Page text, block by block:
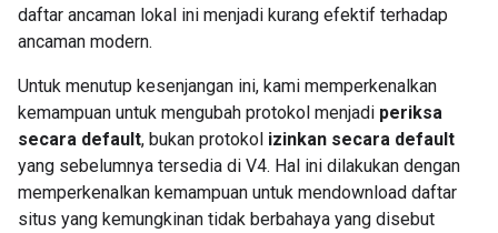
daftar ancaman lokal ini menjadi kurang efektif terhadap
ancaman modern.
Untuk menutup kesenjangan ini, kami memperkenalkan
kemampuan untuk mengubah protokol menjadi periksa
secara default, bukan protokol izinkan secara default
yang sebelumnya tersedia di V4. Hal ini dilakukan dengan
memperkenalkan kemampuan untuk mendownload daftar
situs yang kemungkinan tidak berbahaya yang disebut